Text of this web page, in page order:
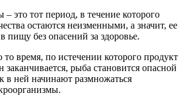
это тот период, в течение которого
остаются неизменными, а значит, ее
пищу без опасений за здоровье.
то время, по истечении которого продукт
заканчивается, рыба становится опасной
в ней начинают размножаться